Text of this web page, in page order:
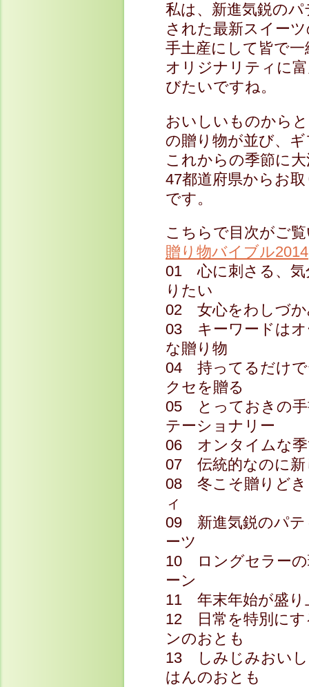
私は、新進気鋭の
された最新スイー
手土産にして皆で
オリジナリティに
びたいですね。
おいしいものから
の贈り物が並び、
これからの季節に
47都道府県からお
です。
こちらで目次がご
贈り物バイブル2014
01 心に刺さる、
りたい
02 女心をわしづ
03 キーワードは
な贈り物
04 持ってるだけ
クセを贈る
05 とっておきの
テーショナリー
06 オンタイムな
07 伝統的なのに
08 冬こそ贈りど
ィ
09 新進気鋭のパテ
ーツ
10 ロングセラー
ーン
11 年末年始が盛
12 日常を特別に
ンのおとも
13 しみじみおい
はんのおとも